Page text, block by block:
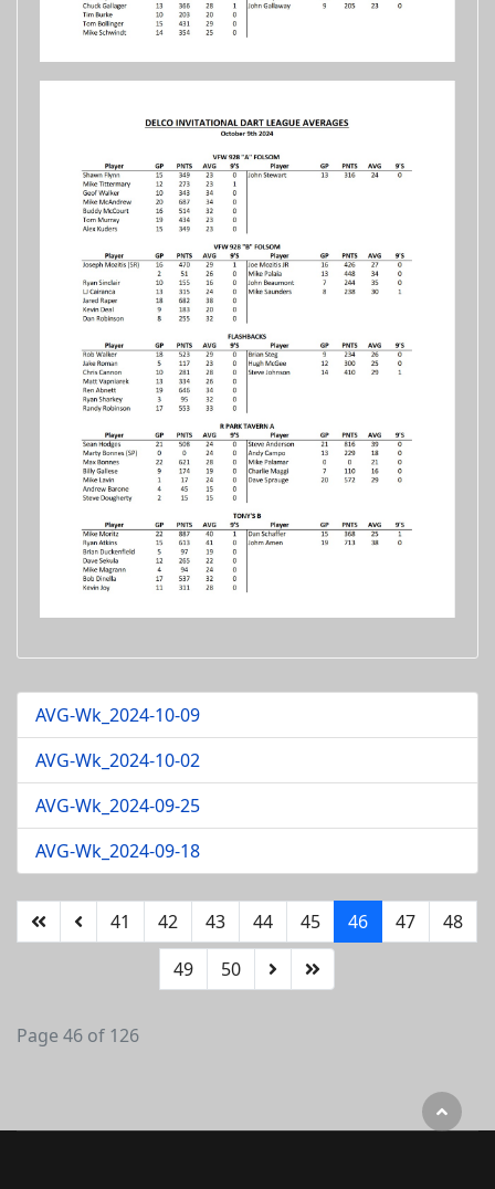
AVG-Wk_2024-10-09
AVG-Wk_2024-10-02
AVG-Wk_2024-09-25
AVG-Wk_2024-09-18
41 42 43 44 45 46 47
48
49
50
Page 46 of 126